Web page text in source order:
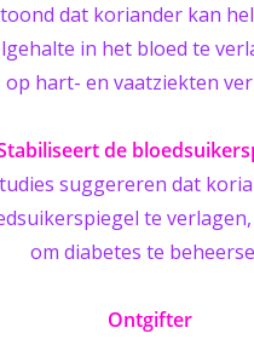
dat koriander kan
in het bloed te
op hart- en vaatziekten
de
suggereren dat
te
om diabetes te
Ontgifter